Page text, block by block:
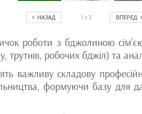
НАЗАД 1 з 3 ВПЕРЕД
роботи з бджолиною
робочих бджіл) та
важливу складову
формуючи базу для